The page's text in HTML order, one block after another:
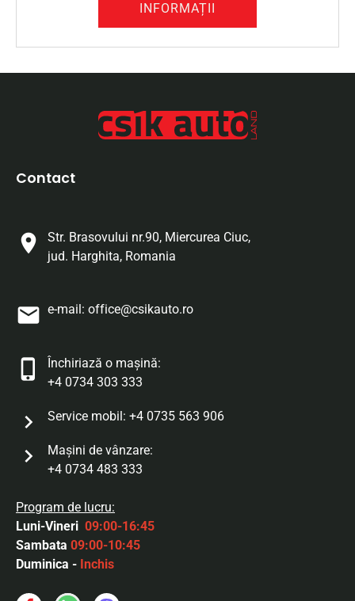
INFORMAȚII
Contact
Str. Brasovului nr.90, Miercurea Ciuc,
jud. Harghita, Romania
e-mail: office@csikauto.ro
Închiriază o mașină:
+4 0734 303 333
Service mobil: +4 0735 563 906
Maşini de vânzare:
+4 0734 483 333
Program de lucru:
Luni-Vineri 09:00-16:45
Sambata 09:00-10:45
Duminica - Inchis